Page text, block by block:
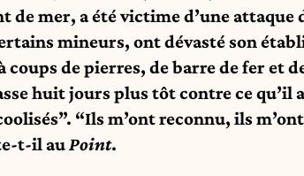
de mer, a été victime d’une attaque
mineurs, ont dévasté son
coups de pierres, de barre de fer et
huit jours plus tôt contre ce qu’il
“Ils m’ont reconnu, ils
t-il auPoint.